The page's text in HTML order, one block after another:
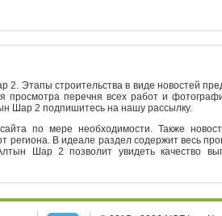
Этапы строительства в виде новостей
перечня всех работ и
Шар 2 подпишитесь на нашу рассылку.
по мере необходимости. Также
региона. В идеале раздел содержит весь
Шар 2 позволит увидеть качество